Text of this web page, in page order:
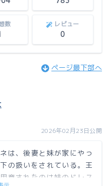
数 レビュー
0
ページ最下部へ
2026年02月23日公開
は、後妻と妹が家にやっ
の扱いをされている。王
意されたのは妹のドレス